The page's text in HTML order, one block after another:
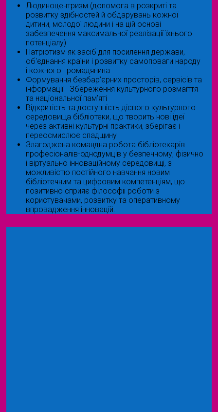
Людиноцентризм (допомога в розкриті та
розвитку здібностей й обдарувань кожної
дитини, молодої людини і на цій основі
забезпечення максимальної реалізації їхнього
потенціалу)
Патріотизм як засіб для посилення держави,
об'єднання країни і розвитку самоповаги народу
і кожного громадянина
Формування безбар’єрних просторів, сервісів та
інформації - Збереження культурного розмаїття
та національної пам’яті
Відкритість та доступність дієвого культурного
середовища бібліотеки, що творить нові ідеї
через активні культурні практики, зберігає і
переосмислює спадщину
Злагоджена командна робота бібліотекарів
професіоналів-однодумців у безпечному, фізично
і віртуально інноваційному середовищі, з
можливістю постійного навчання новим
бібліотечним та цифровим компетенціям, що
позитивно сприяє філософії роботи з
користувачами, розвитку та оперативному
впровадження інновацій.